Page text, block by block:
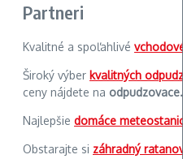
Partneri
Kvalitné a spoľahlivé
Široký výber kvalitných
ceny nájdete na
Najlepšie domáce
Obstarajte si záhradný